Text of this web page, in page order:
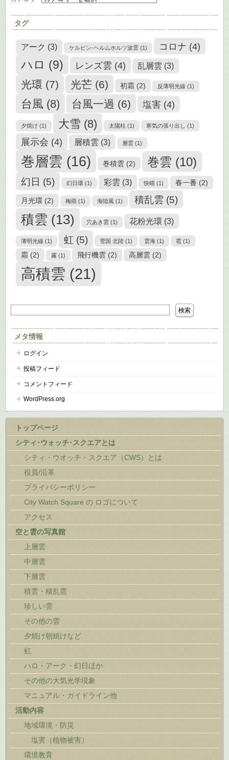
タグ
アーク (3) ケルビン-ヘルムホルツ波雲 (1) コロナ (4)
ハロ (9) レンズ雲 (4) 乱層雲 (3)
光環 (7) 光芒 (6) 初霜 (2) 反薄明光線 (1)
台風 (8) 台風一過 (6) 塩害 (4)
夕焼け (1) 大雪 (8) 太陽柱 (1) 寒気の張り出し (1)
展示会 (4) 層積雲 (3) 層雲 (1)
巻層雲 (16) 巻積雲 (2) 巻雲 (10)
幻日 (5) 幻日環 (1) 彩雲 (3) 快晴 (1) 春一番 (2)
月光環 (2) 梅雨 (1) 海陸風 (1) 積乱雲 (5)
積雲 (13) 穴あき雲 (1) 花粉光環 (3)
薄明光線 (1) 虹 (5) 雪国 北陸 (1) 雲海 (1) 雹 (1)
霜 (2) 霧 (1) 飛行機雲 (2) 高層雲 (2)
高積雲 (21)
メタ情報
ログイン
投稿フィード
コメントフィード
WordPress.org
トップページ
シティ･ウォッチ･スクエアとは
シティ・ウオッチ・スクエア（CWS）とは
役員/沿革
プライバシーポリシー
City Watch Square の ロゴについて
アクセス
空と雲の写真館
上層雲
中層雲
下層雲
積雲・積乱雲
珍しい雲
その他の雲
夕焼け朝焼けなど
虹
ハロ・アーク・幻日ほか
その他の大気光学現象
マニュアル・ガイドライン他
活動内容
地域環境・防災
塩害（植物被害）
環境教育